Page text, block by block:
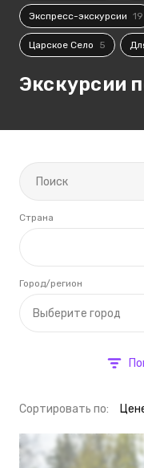
Экспресс-экскурсии 19
Царское Село 5
Экскурсии
Страна
Выберите город
Город/регион
Cортировать по: